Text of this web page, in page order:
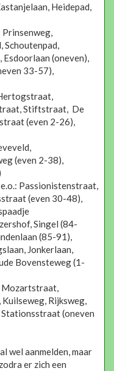
Heidepad,
Schoutenpad,
(oneven),
33-57),
Stiftstraat, De
(even 2-26),
(even 2-38),
Passionistenstraat,
(even 30-48),
Singel (84-
(85-91),
Jonkerlaan,
Bovensteweg (1-
Mozartstraat,
Rijksweg,
(oneven
wel aanmelden, maar
er zich een